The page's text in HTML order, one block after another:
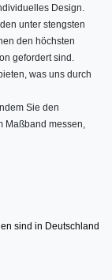
Design.
unter stengsten
den höchsten
gefordert sind.
was uns durch
Sie den
Maßband messen,
sind in Deutschland